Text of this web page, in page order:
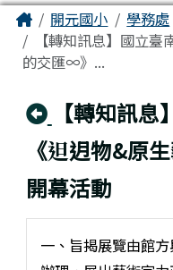
主內容區域
Home開元國小 學務處
【轉知訊息】國立
的交匯∞》...
回上頁
【轉知訊
《𨑨迌物&原
開幕活動
一、旨揭展覽由館
頁尾區域